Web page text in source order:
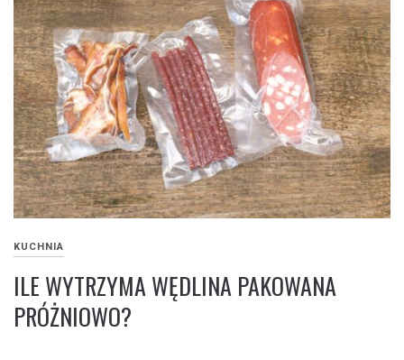
KUCHNIA
ILE WYTRZYMA WĘDLINA PAKOWANA
PRÓŻNIOWO?